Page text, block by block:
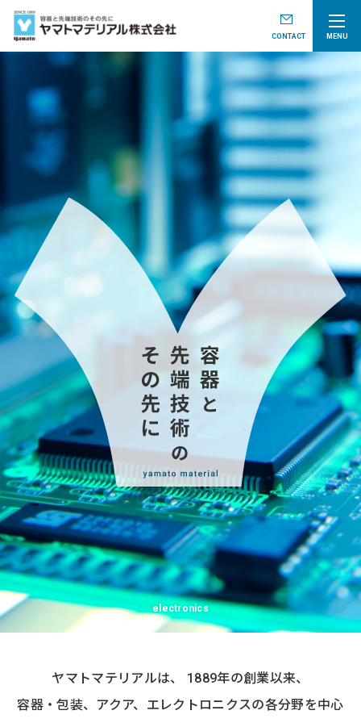
CONTACT MENU
electronics
ヤマトマテリアルは、 1889年の創業以来、
容器・包装、アクア、エレクトロニクスの各分野を中心